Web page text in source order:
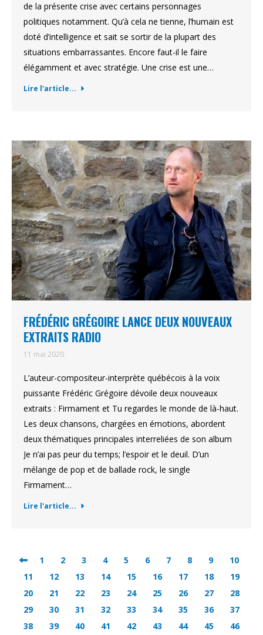
de la présente crise avec certains personnages
politiques notamment. Qu’à cela ne tienne, l’humain est
doté d’intelligence et sait se sortir de la plupart des
situations embarrassantes. Encore faut-il le faire
élégamment et avec stratégie. Une crise est une…
Lire l'article...
FRÉDÉRIC GRÉGOIRE LANCE DEUX NOUVEAUX
EXTRAITS RADIO
11 mai 2020
L’auteur-compositeur-interprète québécois à la voix
puissante Frédéric Grégoire dévoile deux nouveaux
extraits : Firmament et Tu regardes le monde de là-haut.
Les deux chansons, chargées en émotions, abordent
deux thématiques principales interreliées de son album
Je n’ai pas peur du temps; l’espoir et le deuil. D’un
mélange de pop et de ballade rock, le single
Firmament…
Lire l'article...
1 2 3 4 5 6 7 8 9
10
11
12 13 14 15 16 17 18
19
20
21 22 23 24 25 26 27
28
29
30 31 32 33 34 35 36
37
38
39 40 41 42 43 44 45
46